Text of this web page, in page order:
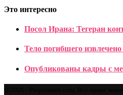
Это интересно
Посол Ирана: Тегеран
Тело погибшего
Опубликованы кадры с